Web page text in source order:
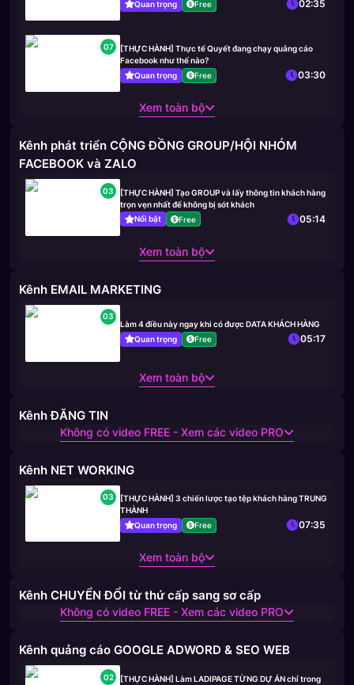
Quan trọng
Free 02:35
07
[THỰC HÀNH] Thực tế Quyết đang chạy quảng cáo
Facebook như thế nào?
Quan trọng
Free 03:30
Xem toàn bộ
Kênh phát triển CỘNG ĐỒNG GROUP/HỘI NHÓM
FACEBOOK và ZALO
03
[THỰC HÀNH] Tạo GROUP và lấy thông tin khách hàng
trọn vẹn nhất để không bị sót khách
Nổi bật
Free 05:14
Xem toàn bộ
Kênh EMAIL MARKETING
03
Làm 4 điều này ngay khi có được DATA KHÁCH HÀNG
Quan trọng
Free 05:17
Xem toàn bộ
Kênh ĐĂNG TIN
Không có video FREE - Xem các video PRO
Kênh NET WORKING
03
[THỰC HÀNH] 3 chiến lược tạo tệp khách hàng TRUNG
THÀNH
Quan trọng
Free 07:35
Xem toàn bộ
Kênh CHUYỂN ĐỔI từ thứ cấp sang sơ cấp
Không có video FREE - Xem các video PRO
Kênh quảng cáo GOOGLE ADWORD & SEO WEB
02
[THỰC HÀNH] Làm LADIPAGE TỪNG DỰ ÁN chỉ trong